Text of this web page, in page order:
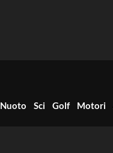
Nuoto Sci Golf Motori